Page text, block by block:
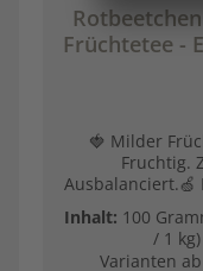
Früchtetee -
🍓 Milder
Fruchtig.
Ausbalanciert.🍏
cremig | 🫖
jeden Tag
Inhalt: 100
/ 1 kg)
Varianten ab